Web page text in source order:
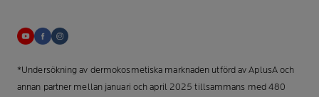
*Undersökning av dermokosmetiska marknaden utförd av AplusA och
annan partner mellan januari och april 2025 tillsammans med 480